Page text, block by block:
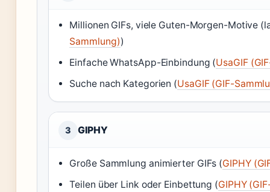
Millionen GIFs, viele Guten-Morgen-Motive
Sammlung))
Einfache WhatsApp-Einbindung (UsaGIF
Suche nach Kategorien (UsaGIF (GIF-
3 GIPHY
Große Sammlung animierter GIFs (GIPHY
Teilen über Link oder Einbettung (GIPHY